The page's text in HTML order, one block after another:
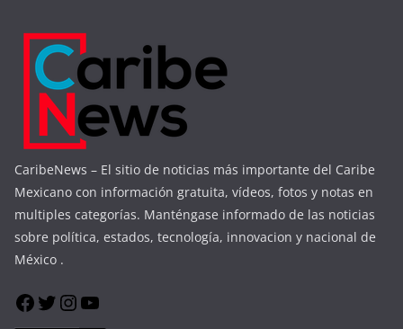
CaribeNews – El sitio de noticias más importante del Caribe
Mexicano con información gratuita, vídeos, fotos y notas en
multiples categorías. Manténgase informado de las noticias
sobre política, estados, tecnología, innovacion y nacional de
México .